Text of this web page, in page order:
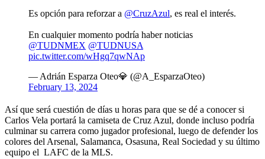
Es opción para reforzar a @CruzAzul, es real el interés.
En cualquier momento podría haber noticias
@TUDNMEX @TUDNUSA
pic.twitter.com/wHgq7qwNAp
— Adrián Esparza Oteo💎 (@A_EsparzaOteo)
February 13, 2024
Así que será cuestión de días u horas para que se dé a conocer si
Carlos Vela portará la camiseta de Cruz Azul, donde incluso podría
culminar su carrera como jugador profesional, luego de defender los
colores del Arsenal, Salamanca, Osasuna, Real Sociedad y su último
equipo el LAFC de la MLS.